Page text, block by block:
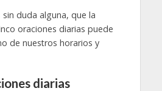
duda alguna, que la
oraciones diarias puede
de nuestros horarios y
diarias